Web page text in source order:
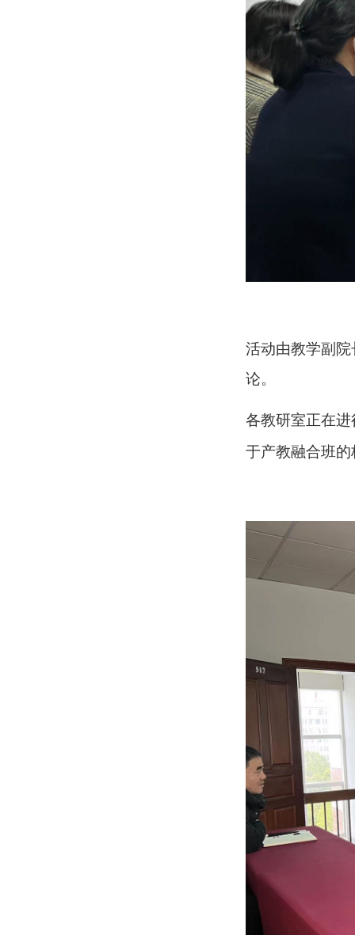
活动由教学副
论。
各教研室正在
于产教融合班